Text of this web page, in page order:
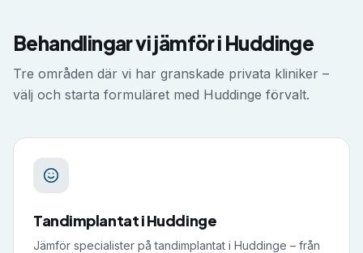
Behandlingar vi jämför i Huddinge
Tre områden där vi har granskade privata kliniker –
välj och starta formuläret med Huddinge förvalt.
TandimplantatiHuddinge
Jämför specialister på tandimplantat i Huddinge – från